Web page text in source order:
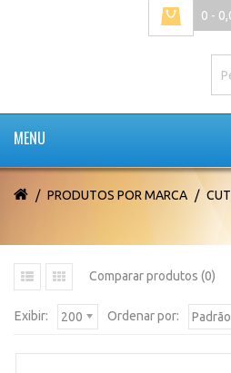
0 -
MENU
PRODUTOS POR MARCA
Comparar produtos (0)
200
Exibir: Padrão
Ordenar por: